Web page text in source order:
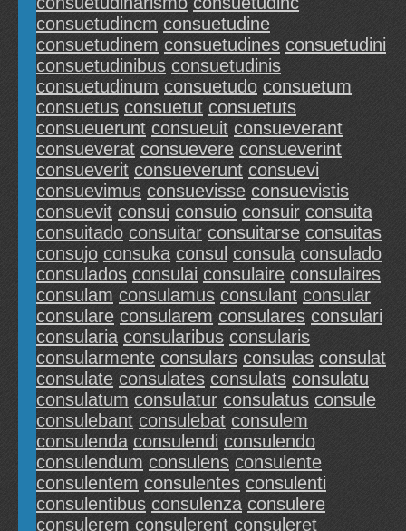
consuetudincm consuetudine
consuetudinem consuetudines consuetudini
consuetudinibus consuetudinis
consuetudinum consuetudo consuetum
consuetus consuetut consuetuts
consueuerunt consueuit consueverant
consueverat consuevere consueverint
consueverit consueverunt consuevi
consuevimus consuevisse consuevistis
consuevit consui consuio consuir consuita
consuitado consuitar consuitarse consuitas
consujo consuka consul consula consulado
consulados consulai consulaire consulaires
consulam consulamus consulant consular
consulare consularem consulares consulari
consularia consularibus consularis
consularmente consulars consulas consulat
consulate consulates consulats consulatu
consulatum consulatur consulatus consule
consulebant consulebat consulem
consulenda consulendi consulendo
consulendum consulens consulente
consulentem consulentes consulenti
consulentibus consulenza consulere
consulerem consulerent consuleret